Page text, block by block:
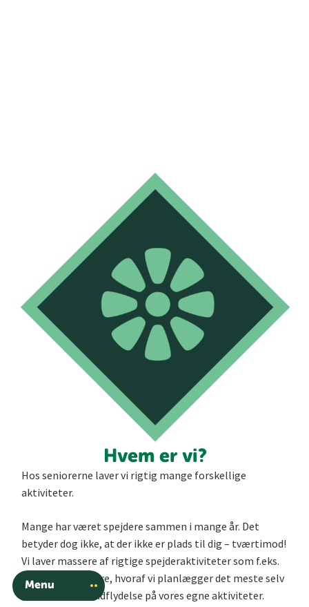
Hvem er vi?
Hos seniorerne laver vi rigtig mange forskellige
aktiviteter.
Mange har været spejdere sammen i mange år. Det
betyder dog ikke, at der ikke er plads til dig – tværtimod!
Vi laver massere af rigtige spejderaktiviteter som f.eks.
klatring og skiture, hvoraf vi planlægger det meste selv
– så vi har stor indflydelse på vores egne aktiviteter.
Menu